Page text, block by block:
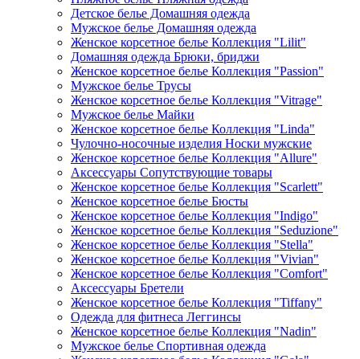
Детское белье Домашняя одежда
Мужское белье Домашняя одежда
Женское корсетное белье Коллекция "Lilit"
Домашняя одежда Брюки, бриджи
Женское корсетное белье Коллекция "Passion"
Мужское белье Трусы
Женское корсетное белье Коллекция "Vitrage"
Мужское белье Майки
Женское корсетное белье Коллекция "Linda"
Чулочно-носочные изделия Носки мужские
Женское корсетное белье Коллекция "Allure"
Аксессуары Сопутствующие товары
Женское корсетное белье Коллекция "Scarlett"
Женское корсетное белье Бюсты
Женское корсетное белье Коллекция "Indigo"
Женское корсетное белье Коллекция "Seduzione"
Женское корсетное белье Коллекция "Stella"
Женское корсетное белье Коллекция "Vivian"
Женское корсетное белье Коллекция "Comfort"
Аксессуары Бретели
Женское корсетное белье Коллекция "Tiffany"
Одежда для фитнеса Леггинсы
Женское корсетное белье Коллекция "Nadin"
Мужское белье Спортивная одежда